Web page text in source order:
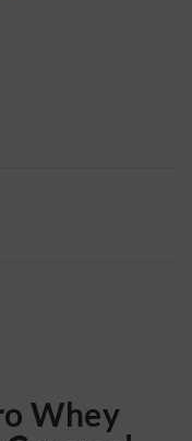
Whey